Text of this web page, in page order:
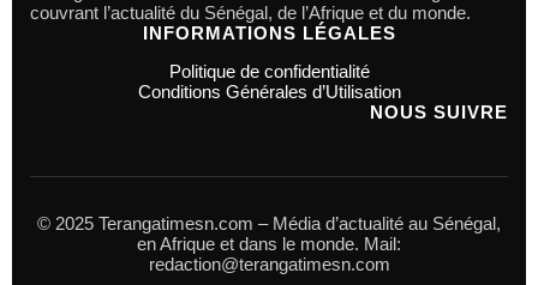
couvrant l’actualité du Sénégal, de l’Afrique et du monde.
INFORMATIONS LÉGALES
Politique de confidentialité
Conditions Générales d’Utilisation
NOUS SUIVRE
© 2025 Terangatimesn.com – Média d’actualité au Sénégal,
en Afrique et dans le monde. Mail:
redaction@terangatimesn.com